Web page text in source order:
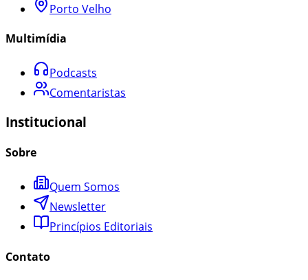
Porto Velho
Multimídia
Podcasts
Comentaristas
Institucional
Sobre
Quem Somos
Newsletter
Princípios Editoriais
Contato